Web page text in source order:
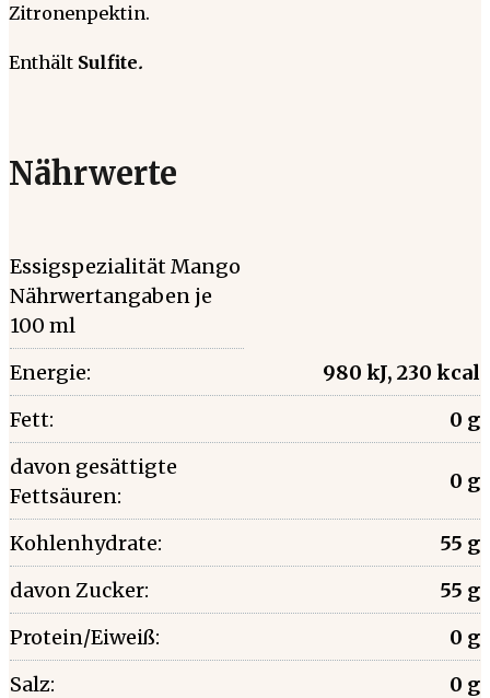
Zitronenpektin.
Enthält Sulfite.
Nährwerte
Essigspezialität Mango
Nährwertangaben je
100 ml
Energie:
980 kJ, 230 kcal
Fett:
0 g
davon gesättigte
Fettsäuren:
0 g
Kohlenhydrate:
55 g
davon Zucker:
55 g
Protein/Eiweiß:
0 g
Salz:
0 g